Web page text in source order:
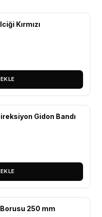
Kırmızı
Gidon Bandı
250 mm